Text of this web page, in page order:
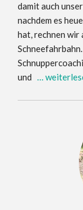
damit auch
nachdem es
hat, rechnen wir
und …